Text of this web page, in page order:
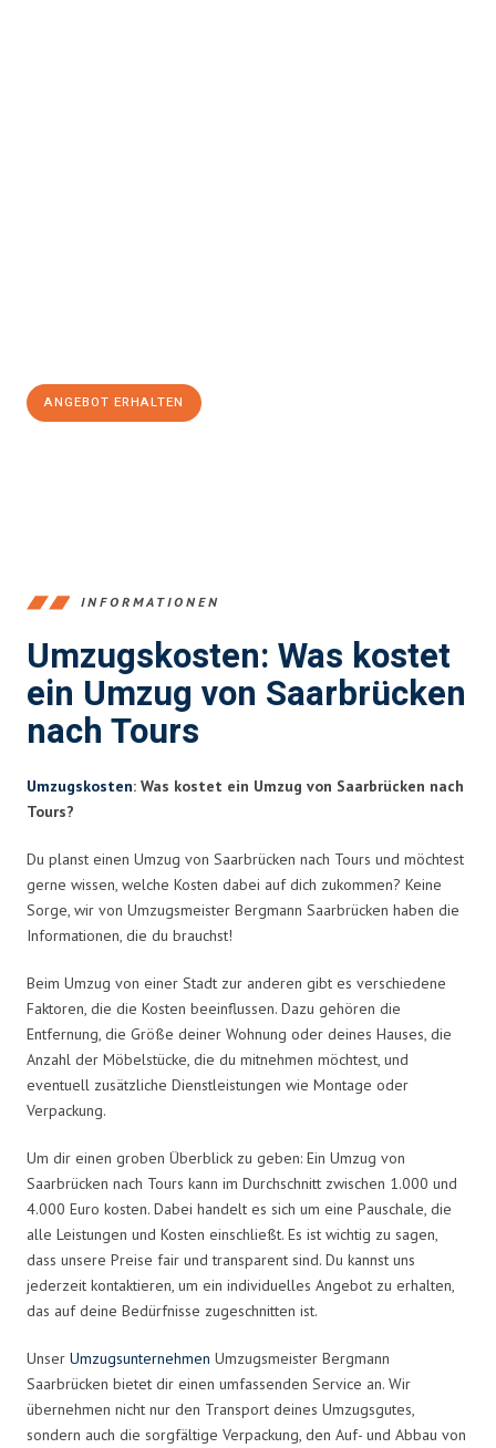
ANGEBOT ERHALTEN
INFORMATIONEN
Umzugskosten: Was kostet
ein Umzug von Saarbrücken
nach Tours
Umzugskosten: Was kostet ein Umzug von Saarbrücken nach
Tours?
Du planst einen Umzug von Saarbrücken nach Tours und möchtest
gerne wissen, welche Kosten dabei auf dich zukommen? Keine
Sorge, wir von Umzugsmeister Bergmann Saarbrücken haben die
Informationen, die du brauchst!
Beim Umzug von einer Stadt zur anderen gibt es verschiedene
Faktoren, die die Kosten beeinflussen. Dazu gehören die
Entfernung, die Größe deiner Wohnung oder deines Hauses, die
Anzahl der Möbelstücke, die du mitnehmen möchtest, und
eventuell zusätzliche Dienstleistungen wie Montage oder
Verpackung.
Um dir einen groben Überblick zu geben: Ein Umzug von
Saarbrücken nach Tours kann im Durchschnitt zwischen 1.000 und
4.000 Euro kosten. Dabei handelt es sich um eine Pauschale, die
alle Leistungen und Kosten einschließt. Es ist wichtig zu sagen,
dass unsere Preise fair und transparent sind. Du kannst uns
jederzeit kontaktieren, um ein individuelles Angebot zu erhalten,
das auf deine Bedürfnisse zugeschnitten ist.
Unser Umzugsunternehmen Umzugsmeister Bergmann
Saarbrücken bietet dir einen umfassenden Service an. Wir
übernehmen nicht nur den Transport deines Umzugsgutes,
sondern auch die sorgfältige Verpackung, den Auf- und Abbau von